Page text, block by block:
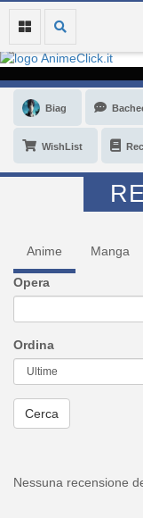
Biag
WishList
Anime Manga
Opera
Ordina
Cerca
Nessuna recensione